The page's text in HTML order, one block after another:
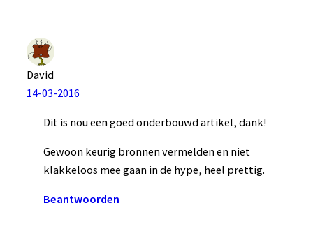
David
14-03-2016
Dit is nou een goed onderbouwd artikel, dank!
Gewoon keurig bronnen vermelden en niet
klakkeloos mee gaan in de hype, heel prettig.
Beantwoorden